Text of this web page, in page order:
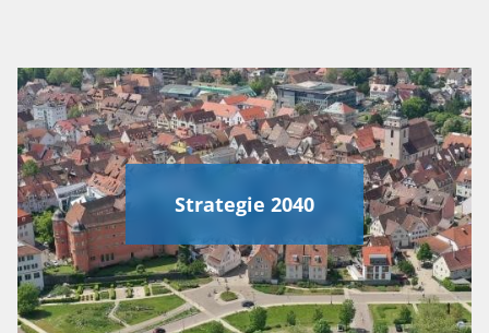
Strategie 2040